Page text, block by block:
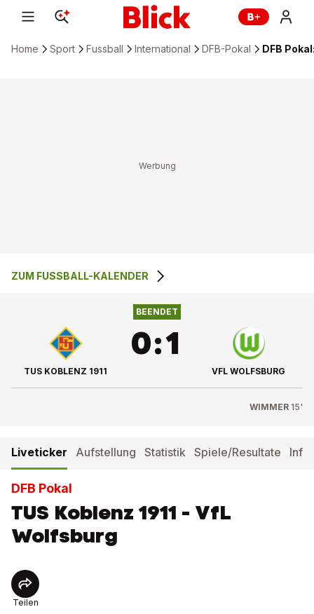
Home Sport Fussball International DFB-Pokal DFB
0 :1
ZUM FUSSBALL-KALENDER
TUS KOBLENZ 1911
BEENDET
0:1
VFL WOLFSBURG
WIMMER 15'
Liveticker Aufstellung Statistik Spiele/Resultate
DFB Pokal
TUS Koblenz 1911 - VfL
Wolfsburg
Teilen